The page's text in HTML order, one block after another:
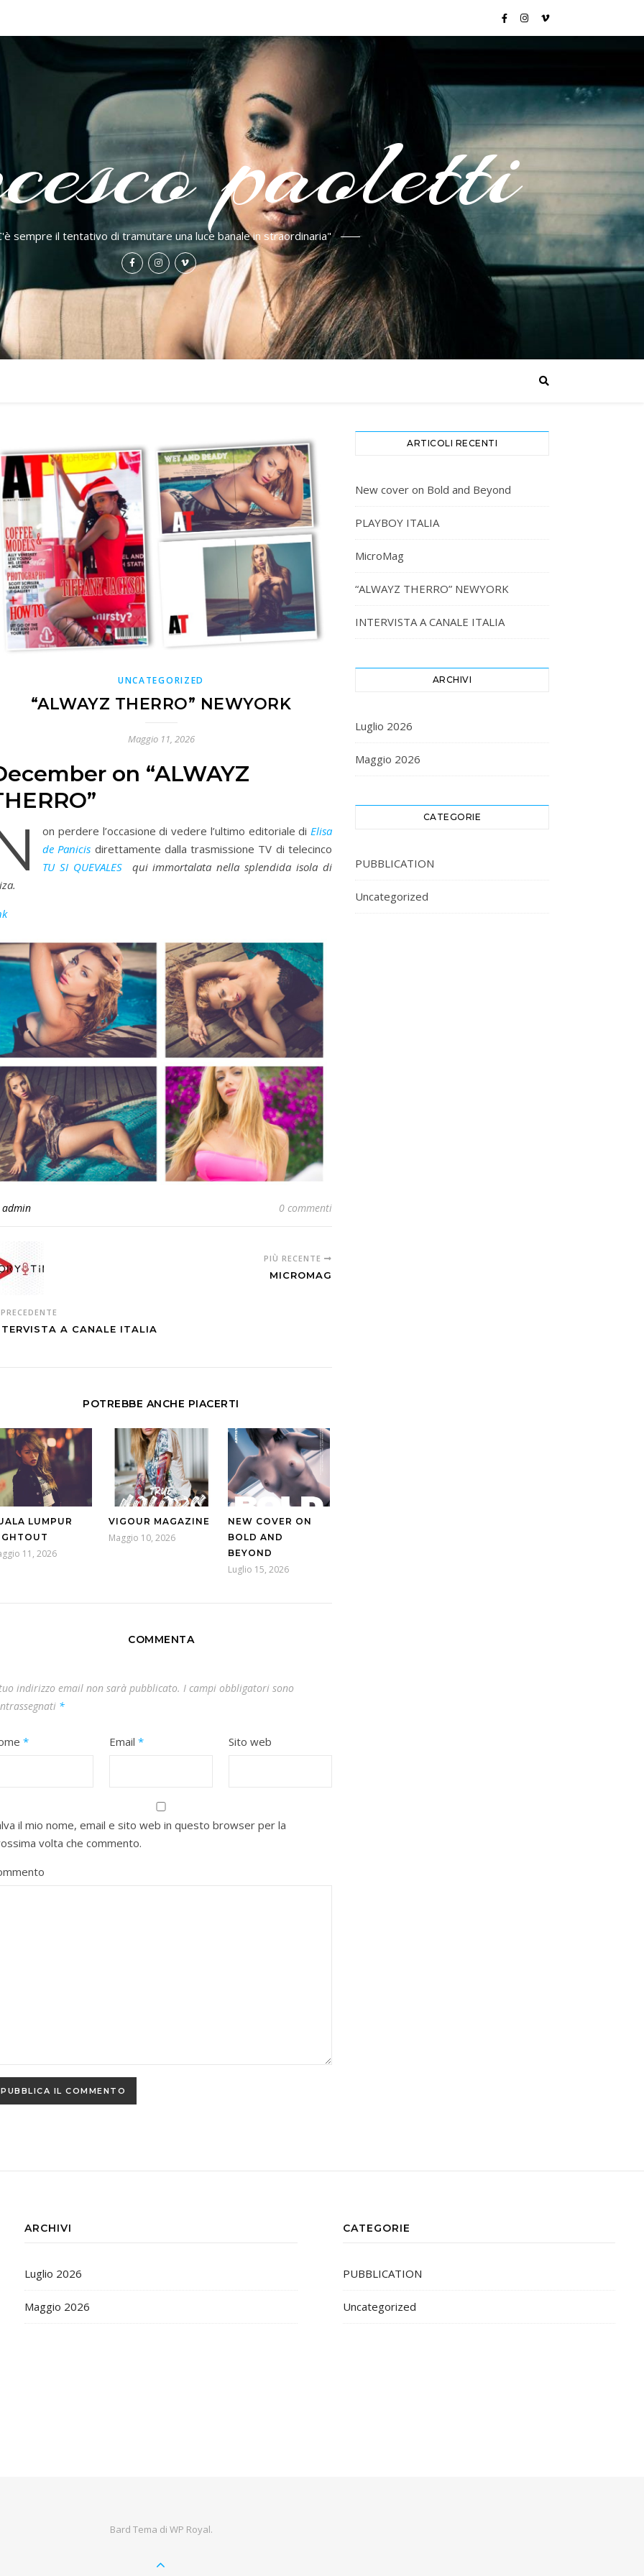
paoletti
sempre il tentativo di tramutare una luce banale in straordinaria"
UNCATEGORIZED
“ALWAYZ THERRO” NEWYORK
Maggio 11, 2026
on “ALWAYZ
on perdere l’occasione di vedere l’ultimo editoriale di Elisa
de Panicis direttamente dalla trasmissione TV di telecinco
TU SI QUEVALES
qui immortalata nella splendida isola di
admin 0 commenti
A CANALE ITALIA
PIÙ RECENTE
MICROMAG
POTREBBE ANCHE PIACERTI
LUMPUR
11, 2026
VIGOUR MAGAZINE
Maggio 10, 2026
NEW COVER ON
BOLD AND
BEYOND
Luglio 15, 2026
COMMENTA
indirizzo email non sarà pubblicato. I campi obbligatori sono
*
* Email * Sito web
il mio nome, email e sito web in questo browser per la
volta che commento.
ARTICOLI RECENTI
New cover on Bold and Beyond
PLAYBOY ITALIA
MicroMag
“ALWAYZ THERRO” NEWYORK
INTERVISTA A CANALE ITALIA
ARCHIVI
Luglio 2026
Maggio 2026
CATEGORIE
PUBBLICATION
Uncategorized
ARCHIVI
Luglio 2026
Maggio 2026
CATEGORIE
PUBBLICATION
Uncategorized
Bard Tema di WP Royal.